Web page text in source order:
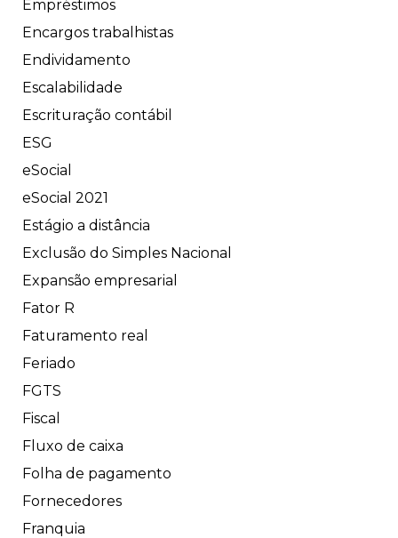
Empréstimos
Encargos trabalhistas
Endividamento
Escalabilidade
Escrituração contábil
ESG
eSocial
eSocial 2021
Estágio a distância
Exclusão do Simples Nacional
Expansão empresarial
Fator R
Faturamento real
Feriado
FGTS
Fiscal
Fluxo de caixa
Folha de pagamento
Fornecedores
Franquia